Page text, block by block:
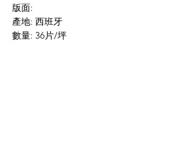
版面:
產地: 西班牙
數量: 36片/坪